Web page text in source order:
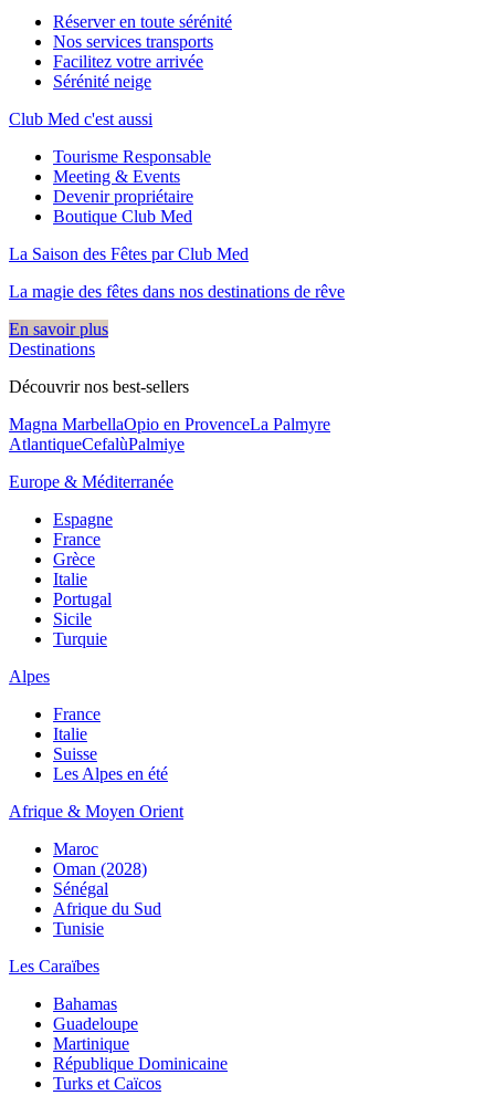
Réserver en toute sérénité
Nos services transports
Facilitez votre arrivée
Sérénité neige
Club Med c'est aussi
Tourisme Responsable
Meeting & Events
Devenir propriétaire
Boutique Club Med
La Saison des Fêtes par Club Med
La magie des fêtes dans nos destinations de rêve​
En savoir plus
Destinations
Découvrir nos best-sellers
Magna MarbellaOpio en ProvenceLa Palmyre
AtlantiqueCefalùPalmiye
Europe & Méditerranée
Espagne
France
Grèce
Italie
Portugal
Sicile
Turquie
Alpes
France
Italie
Suisse
Les Alpes en été
Afrique & Moyen Orient
Maroc
Oman (2028)
Sénégal
Afrique du Sud
Tunisie
Les Caraïbes
Bahamas
Guadeloupe
Martinique
République Dominicaine
Turks et Caïcos